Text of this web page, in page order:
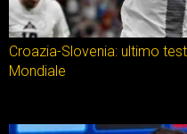
Croazia-Slovenia: ultimo
Mondiale